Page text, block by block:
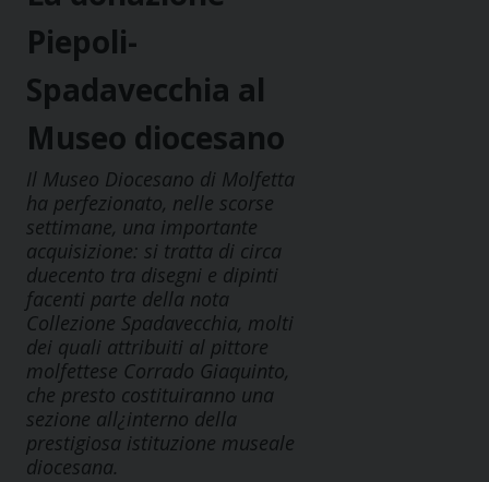
Piepoli-
Spadavecchia al
Museo diocesano
Il Museo Diocesano di Molfetta
ha perfezionato, nelle scorse
settimane, una importante
acquisizione: si tratta di circa
duecento tra disegni e dipinti
facenti parte della nota
Collezione Spadavecchia, molti
dei quali attribuiti al pittore
molfettese Corrado Giaquinto,
che presto costituiranno una
sezione all¿interno della
prestigiosa istituzione museale
diocesana.